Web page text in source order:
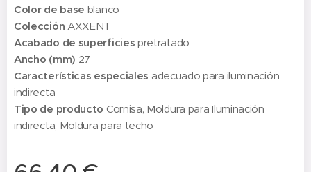
Color de base blanco
Colección AXXENT
Acabado de superficies pretratado
Ancho (mm) 27
Características especiales adecuado para iluminación
indirecta
Tipo de producto Cornisa, Moldura para Iluminación
indirecta, Moldura para techo